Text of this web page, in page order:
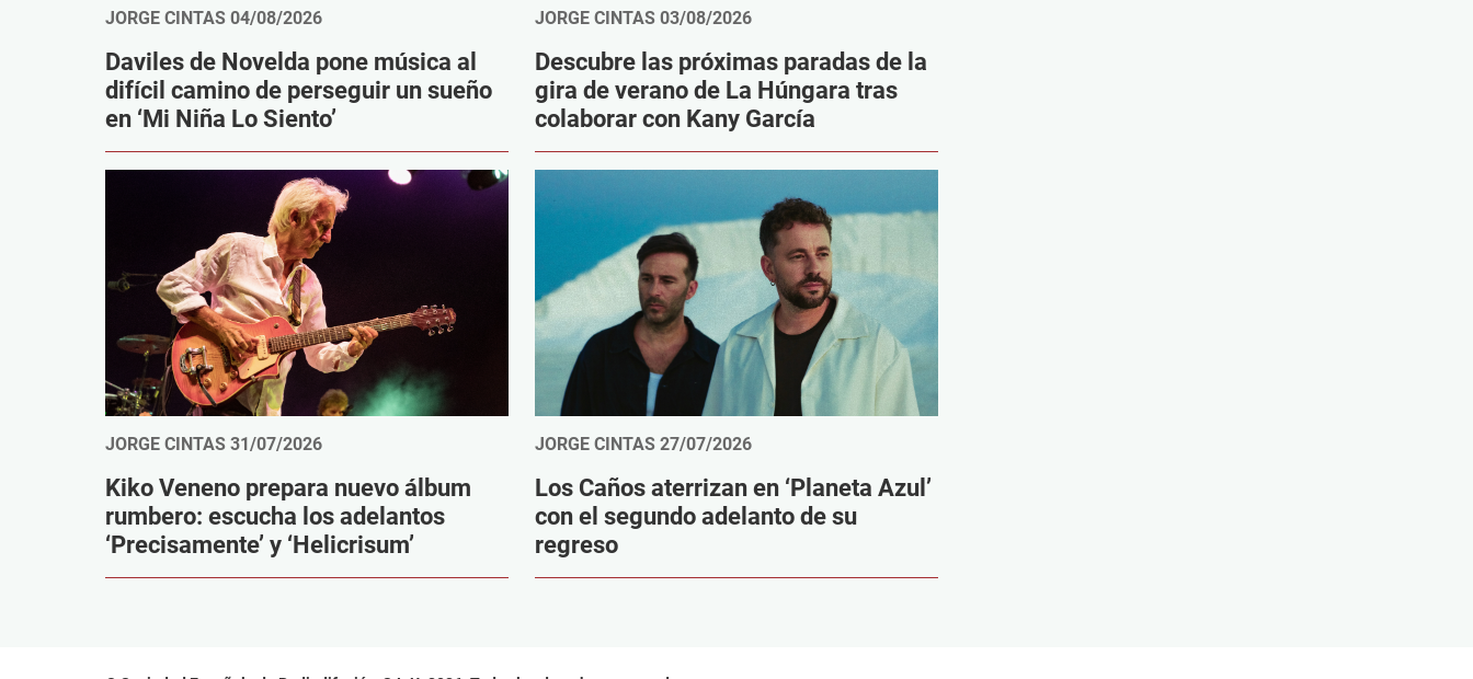
JORGE CINTAS 04/08/2026
Daviles de Novelda pone música al
difícil camino de perseguir un sueño
en ‘Mi Niña Lo Siento’
JORGE CINTAS 03/08/2026
Descubre las próximas paradas de la
gira de verano de La Húngara tras
colaborar con Kany García
JORGE CINTAS 31/07/2026
Kiko Veneno prepara nuevo álbum
rumbero: escucha los adelantos
‘Precisamente’ y ‘Helicrisum’
JORGE CINTAS 27/07/2026
Los Caños aterrizan en ‘Planeta Azul’
con el segundo adelanto de su
regreso